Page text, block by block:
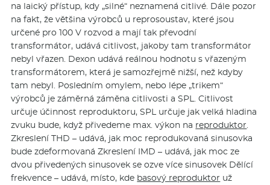
na laický přístup, kdy „silné“ neznamená citlivé. Dále pozor
na fakt, že většina výrobců u reprosoustav, které jsou
určené pro 100 V rozvod a mají tak převodní
transformátor, udává citlivost, jakoby tam transformátor
nebyl vřazen. Dexon udává reálnou hodnotu s vřazeným
transformátorem, která je samozřejmě nižší, než kdyby
tam nebyl. Posledním omylem, nebo lépe „trikem“
výrobců je záměrná záměna citlivosti a SPL. Citlivost
určuje účinnost reproduktoru, SPL určuje jak velká hladina
zvuku bude, když přivedeme max. výkon na reproduktor.
Zkreslení THD – udává, jak moc reprodukovaná sinusovka
bude zdeformovaná Zkreslení IMD – udává, jak moc ze
dvou přivedených sinusovek se ozve více sinusovek Dělící
frekvence – udává, místo, kde basový reproduktor už